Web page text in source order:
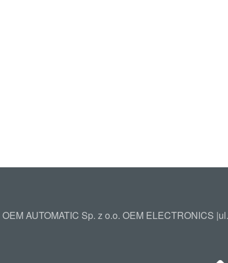
OEM AUTOMATIC Sp. z o.o. OEM ELECTRONICS